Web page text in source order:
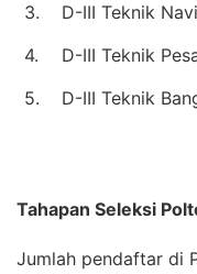
3.
D-III Teknik
4.
D-III Teknik
5.
D-III Teknik
Tahapan Seleksi
Jumlah pendaftar di